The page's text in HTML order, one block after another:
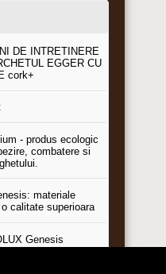
DE INTRETINERE
EGGER CU
cork+
- produs ecologic
combatere si
materiale
calitate superioara
Genesis
& ştirile